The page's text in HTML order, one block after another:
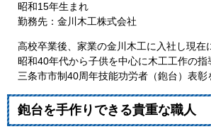
昭和15年生まれ
勤務先：金川木工株式会社
高校卒業後、家業の金川木工に入社し現在
昭和40年代から子供を中心に木工工作の指
三条市市制40周年技能功労者（鉋台）表彰
鉋台を手作りできる貴重な職人